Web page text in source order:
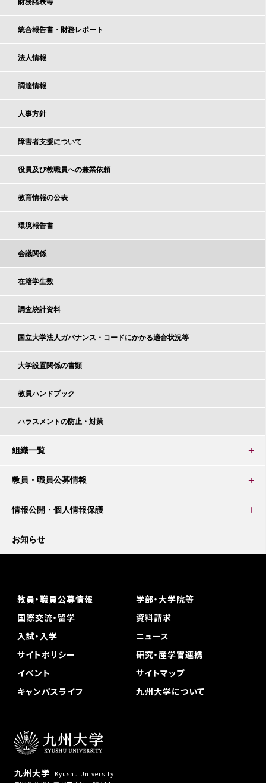
財務諸表等
統合報告書・財務レポート
法人情報
調達情報
人事方針
障害者支援について
役員及び教職員への兼業依頼
教育情報の公表
環境報告書
会議関係
在籍学生数
調査統計資料
国立大学法人ガバナンス・コードにかかる適合状況等
大学設置関係の書類
教員ハンドブック
ハラスメントの防止・対策
組織一覧
教員・職員公募情報
情報公開・個人情報保護
お知らせ
九州大学
Kyushu University
教員・職員公募情報
学部・大学院等
国際交流・留学
資料請求
入試・入学
ニュース
サイトポリシー
研究・産学官連携
イベント
サイトマップ
キャンパスライフ
九州大学について